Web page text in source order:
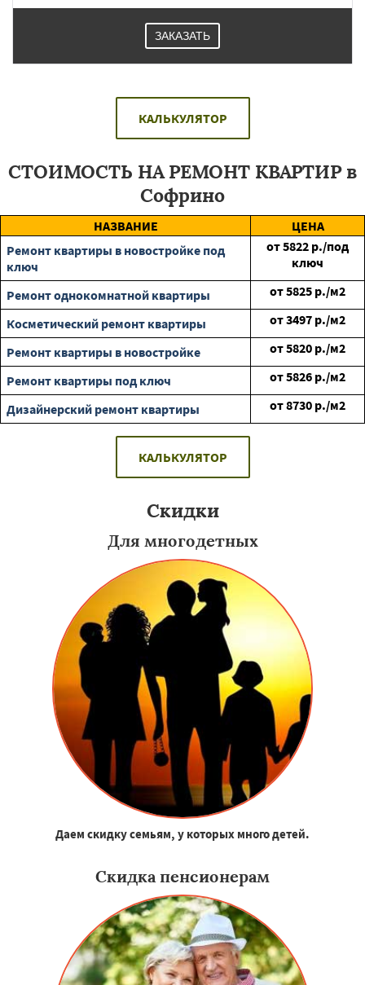
ЗАКАЗАТЬ
КАЛЬКУЛЯТОР
СТОИМОСТЬ НА РЕМОНТ КВАРТИР в
Софрино
НАЗВАНИЕ
ЦЕНА
Ремонт квартиры в новостройке под
ключ
от5822 р./под
ключ
Ремонт однокомнатной квартиры
от5825 р./м2
Косметический ремонт квартиры
от3497 р./м2
Ремонт квартиры в новостройке
от5820 р./м2
Ремонт квартиры под ключ
от5826 р./м2
Дизайнерский ремонт квартиры
от8730 р./м2
КАЛЬКУЛЯТОР
Скидки
Для многодетных
Даем скидку семьям, у которых много детей.
Скидка пенсионерам